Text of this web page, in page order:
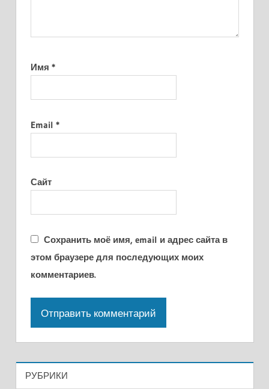
Имя *
Email *
Сайт
Сохранить моё имя, email и адрес сайта в
этом браузере для последующих моих
комментариев.
РУБРИКИ